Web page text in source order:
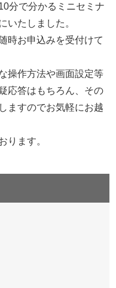
分で分かるミニセミナ
いたしました。
時お申込みを受付けて
操作方法や画面設定等
応答はもちろん、その
ますのでお気軽にお越
ります。